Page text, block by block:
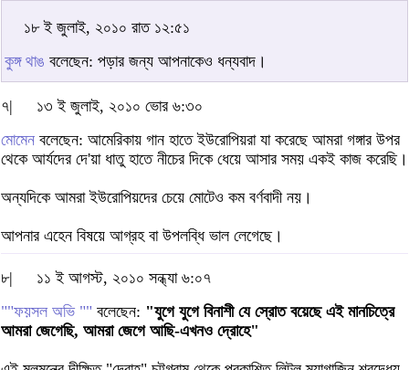
১৮ ই জুলাই, ২০১০ রাত ১২:৫১
কুঙ্গ থাঙ বলেছেন: পড়ার জন্য আপনাকেও ধন্যবাদ।
৭|
১৩ ই জুলাই, ২০১০ ভোর ৬:৩০
মোমেন বলেছেন: আমেরিকায় গান হাতে ইউরোপিয়রা যা করেছে আমরা গঙ্গার উপর
থেকে আর্যদের দে'য়া ধাতু হাতে নীচের দিকে ধেয়ে আসার সময় একই কাজ করেছি।
অন্যদিকে আমরা ইউরোপিয়দের চেয়ে মোটেও কম বর্ণবাদী নয়।
আপনার এহেন বিষয়ে আগ্রহ বা উপলব্ধি ভাল লেগেছে।
৮|
১১ ই আগস্ট, ২০১০ সন্ধ্যা ৬:০৭
""ফয়সল অভি "" বলেছেন: "যুগে যুগে বিনাশী যে স্রোত বয়েছে এই মানচিত্রে
আমরা জেগেছি, আমরা জেগে আছি-এখনও দ্রোহে"